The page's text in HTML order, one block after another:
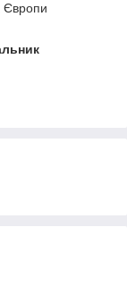
Європи